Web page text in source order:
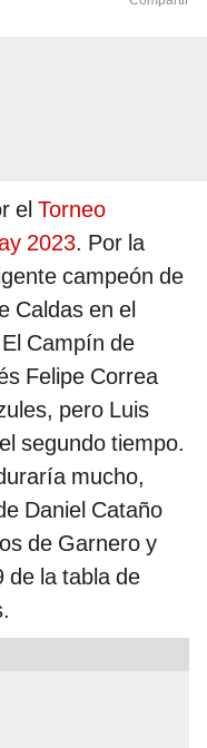
el Torneo
2023. Por la
campeón de
Caldas en el
Campín de
Felipe Correa
pero Luis
segundo tiempo.
mucho,
Daniel Cataño
de Garnero y
de la tabla de